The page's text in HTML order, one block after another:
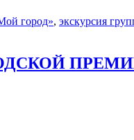
город», экскурсия